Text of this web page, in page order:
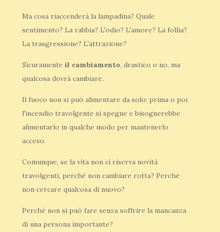
Ma cosa riaccenderà la lampadina? Quale
sentimento? La rabbia? L'odio? L'amore? La follia?
La trasgressione? L'attrazione?
Sicuramente il cambiamento, drastico o no, ma
qualcosa dovrà cambiare.
Il fuoco non si può alimentare da solo: prima o poi
l'incendio travolgente si spegne e bisognerebbe
alimentarlo in qualche modo per mantenerlo
acceso.
Comunque, se la vita non ci riserva novità
travolgenti, perché non cambiare rotta? Perché
non cercare qualcosa di nuovo?
Perché non si può fare senza soffrire la mancanza
di una persona importante?